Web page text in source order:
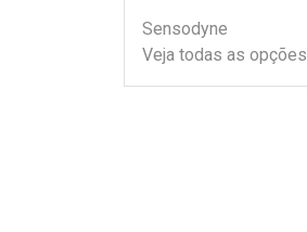
Sensodyne
Veja todas as opções